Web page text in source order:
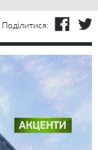
Поділитися: